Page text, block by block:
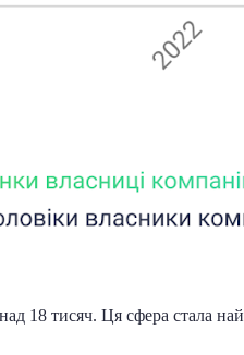
тисяч. Ця сфера стала